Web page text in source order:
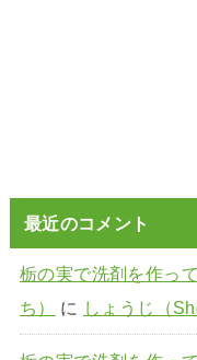
最近のコメント
栃の実で洗剤を作っ
ち）
に しょうじ（